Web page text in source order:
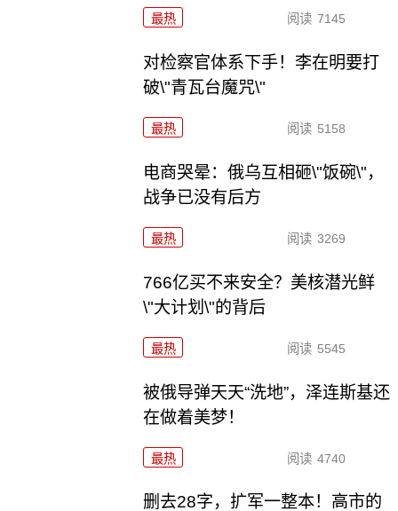
最热 阅读 7145
对检察官体系下手！李在明要打
破\"青瓦台魔咒\"
最热 阅读 5158
电商哭晕：俄乌互相砸\"饭碗\"，
战争已没有后方
最热 阅读 3269
766亿买不来安全？美核潜光鲜
\"大计划\"的背后
最热 阅读 5545
被俄导弹天天“洗地”，泽连斯基还
在做着美梦！
最热 阅读 4740
删去28字，扩军一整本！高市的